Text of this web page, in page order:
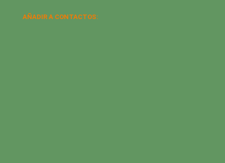
AÑADIR A CONTACTOS: